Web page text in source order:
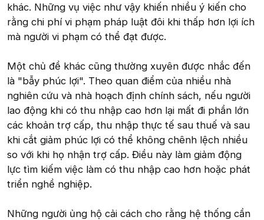
khác. Những vụ việc như vậy khiến nhiều ý kiến cho
rằng chi phí vi phạm pháp luật đôi khi thấp hơn lợi ích
mà người vi phạm có thể đạt được.
Một chủ đề khác cũng thường xuyên được nhắc đến
là "bẫy phúc lợi". Theo quan điểm của nhiều nhà
nghiên cứu và nhà hoạch định chính sách, nếu người
lao động khi có thu nhập cao hơn lại mất đi phần lớn
các khoản trợ cấp, thu nhập thực tế sau thuế và sau
khi cắt giảm phúc lợi có thể không chênh lệch nhiều
so với khi họ nhận trợ cấp. Điều này làm giảm động
lực tìm kiếm việc làm có thu nhập cao hơn hoặc phát
triển nghề nghiệp.
Những người ủng hộ cải cách cho rằng hệ thống cần